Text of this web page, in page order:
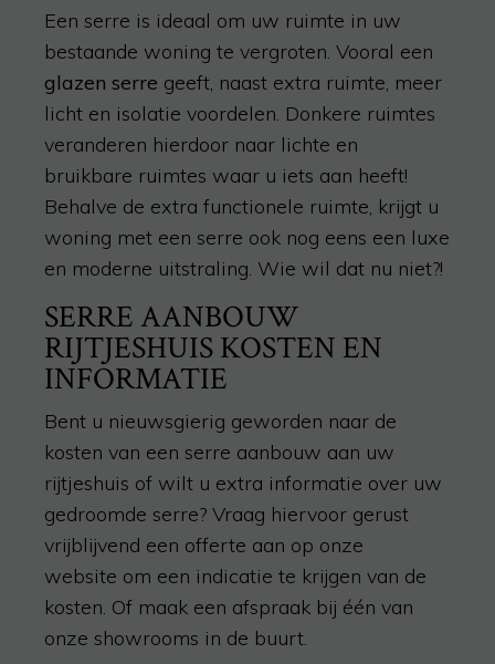
Een serre is ideaal om uw ruimte in uw
bestaande woning te vergroten. Vooral een
glazen serre geeft, naast extra ruimte, meer
licht en isolatie voordelen. Donkere ruimtes
veranderen hierdoor naar lichte en
bruikbare ruimtes waar u iets aan heeft!
Behalve de extra functionele ruimte, krijgt u
woning met een serre ook nog eens een luxe
en moderne uitstraling. Wie wil dat nu niet?!
SERRE AANBOUW
RIJTJESHUIS KOSTEN EN
INFORMATIE
Bent u nieuwsgierig geworden naar de
kosten van een serre aanbouw aan uw
rijtjeshuis of wilt u extra informatie over uw
gedroomde serre? Vraag hiervoor gerust
vrijblijvend een offerte aan op onze
website om een indicatie te krijgen van de
kosten. Of maak een afspraak bij één van
onze showrooms in de buurt.